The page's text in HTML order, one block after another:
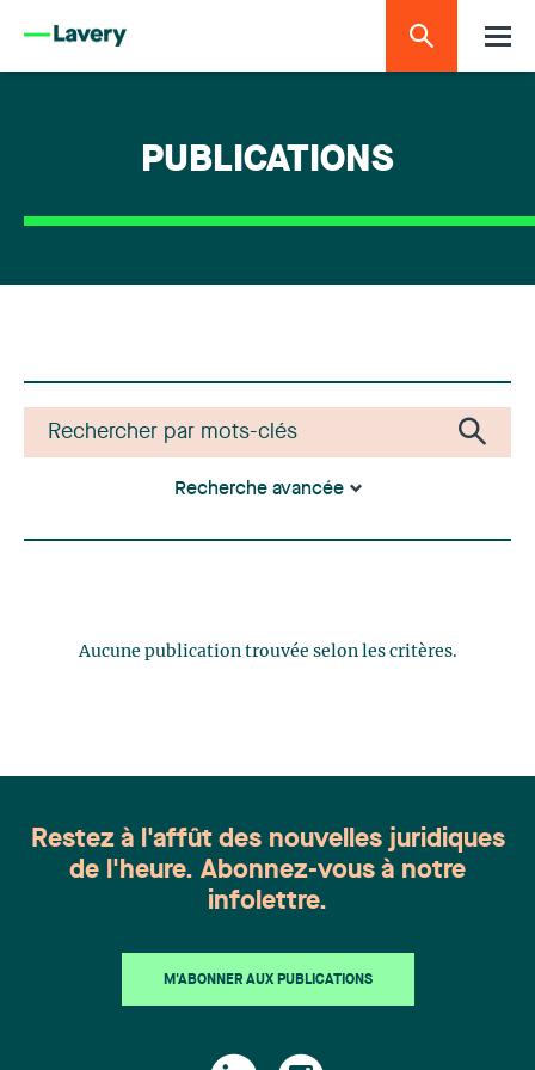
PUBLICATIONS
Recherche avancée
Aucune publication trouvée selon les critères.
Restez à l'affût des nouvelles juridiques
de l'heure. Abonnez-vous à notre
infolettre.
M'ABONNER AUX PUBLICATIONS